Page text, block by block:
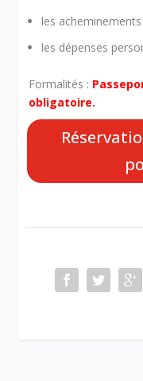
les acheminements
les dépenses
Formalités :
obligatoire.